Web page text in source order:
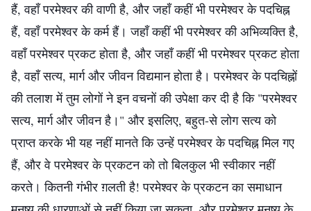
हैं, वहाँ परमेश्वर की वाणी है, और जहाँ कहीं भी परमेश्वर के पदचिह्न
हैं, वहाँ परमेश्वर के कर्म हैं। जहाँ कहीं भी परमेश्वर की अभिव्यक्ति है,
वहाँ परमेश्वर प्रकट होता है, और जहाँ कहीं भी परमेश्वर प्रकट होता
है, वहाँ सत्य, मार्ग और जीवन विद्यमान होता है। परमेश्वर के पदचिह्नों
की तलाश में तुम लोगों ने इन वचनों की उपेक्षा कर दी है कि "परमेश्वर
सत्य, मार्ग और जीवन है।" और इसलिए, बहुत-से लोग सत्य को
प्राप्त करके भी यह नहीं मानते कि उन्हें परमेश्वर के पदचिह्न मिल गए
हैं, और वे परमेश्वर के प्रकटन को तो बिलकुल भी स्वीकार नहीं
करते। कितनी गंभीर ग़लती है! परमेश्वर के प्रकटन का समाधान